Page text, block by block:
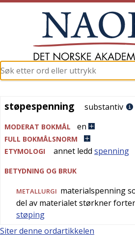
støpespenning
støpespenning substantiv
MODERAT BOKMÅL en
FULL BOKMÅLSNORM
ETYMOLOGI
annet ledd spenning
BETYDNING OG BRUK
METALLURGI materialspenning
del av materialet størkner
støping
Siter denne ordartikkelen